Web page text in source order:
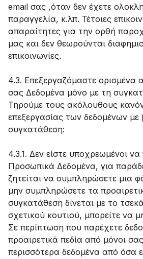
email σας ,όταν δεν έχετε
παραγγελία, κ.λπ. Τέτοιες
απαραίτητες για την ορθή
μας και δεν θεωρούνται
επικοινωνίες.
4.3. Επεξεργαζόμαστε
σας Δεδομένα μόνο με τη
Τηρούμε τους ακόλουθους
επεξεργασίας των δεδομένων
συγκατάθεση:
4.3.1. Δεν είστε υποχρεωμένοι
Προσωπικά Δεδομένα, για
ζητείται να συμπληρώσετε μια
μην συμπληρώσετε τα
συγκατάθεση δίνεται με το
σχετικού κουτιού, μπορείτε να
Σε περίπτωση που παρέχετε
προαιρετικά πεδία από μόνοι
περισσότερα δεδομένα από όσα